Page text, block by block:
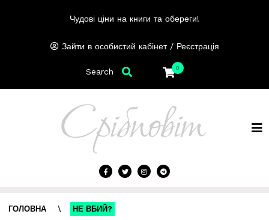
Чудові ціни на книги та обереги!
Зайти в особистий кабінет / Реєстрація
0
Search
ГОЛОВНА \ НЕ ВБИЙ?